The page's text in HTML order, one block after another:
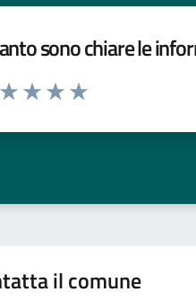
sono chiare le
da 1 a 5 stelle la pagina
il comune